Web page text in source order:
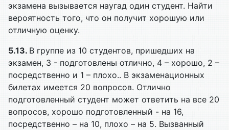
экзамена вызывается наугад один студент. Найти
вероятность того, что он получит хорошую или
отличную оценку.
5.13. В группе из 10 студентов, пришедших на
экзамен, 3 - подготовлены отлично, 4 – хорошо, 2 –
посредственно и 1 – плохо.. В экзаменационных
билетах имеется 20 вопросов. Отлично
подготовленный студент может ответить на все 20
вопросов, хорошо подготовленный - на 16,
посредственно – на 10, плохо – на 5. Вызванный